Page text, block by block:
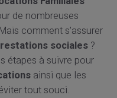
de nombreuses
comment s'assurer
sociales?
étapes à suivre pour
ainsi que les
tout souci.